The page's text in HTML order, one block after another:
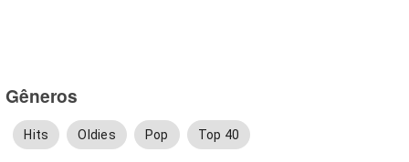
Gêneros
Hits Oldies Pop Top 40